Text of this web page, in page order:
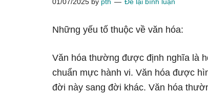
Những yếu tố thuộc về văn hóa:
Văn hóa thường được định nghĩa là
chuẩn mực hành vi. Văn hóa được
đời này sang đời khác. Văn hóa